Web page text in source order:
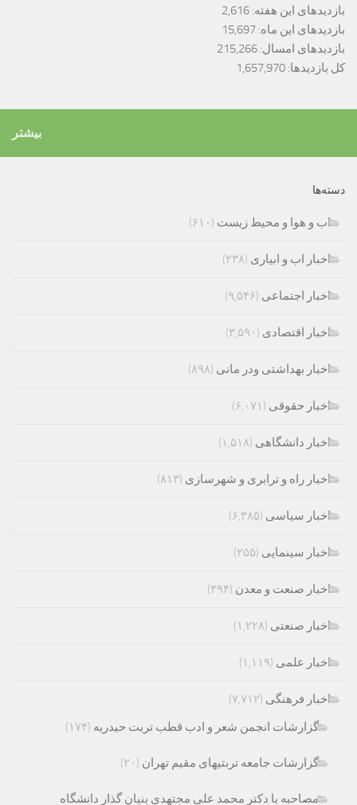
بازدیدهای این هفته: 2,616
بازدیدهای این ماه: 15,697
بازدیدهای امسال: 215,266
کل بازدیدها: 1,657,970
بیشتر
دسته‌ها
اب و هوا و محیط زیست (۶۱۰)
اخبار اب و ابیاری (۲۳۸)
اخبار اجتماعی (۹,۵۴۶)
اخبار اقتصادی (۳,۵۹۰)
اخبار بهداشتی ودر مانی (۸۹۸)
اخبار حقوقی (۶,۰۷۱)
اخبار دانشگاهی (۱,۵۱۸)
اخبار راه و ترابری و شهرسازی (۸۱۳)
اخبار سیاسی (۶,۳۸۵)
اخبار سینمایی (۲۵۵)
اخبار صنعت و معدن (۴۹۴)
اخبار صنعتی (۱,۲۲۸)
اخبار علمی (۱,۱۱۹)
اخبار فرهنگی (۷,۷۱۲)
گزارشات انجمن شعر و ادب قطب تربت حیدریه (۱۷۴)
گزارشات جامعه تربتیهای مقیم تهران (۲۰)
مصاحبه با دکتر محمد علی مجتهدی بنیان گذار دانشگاه